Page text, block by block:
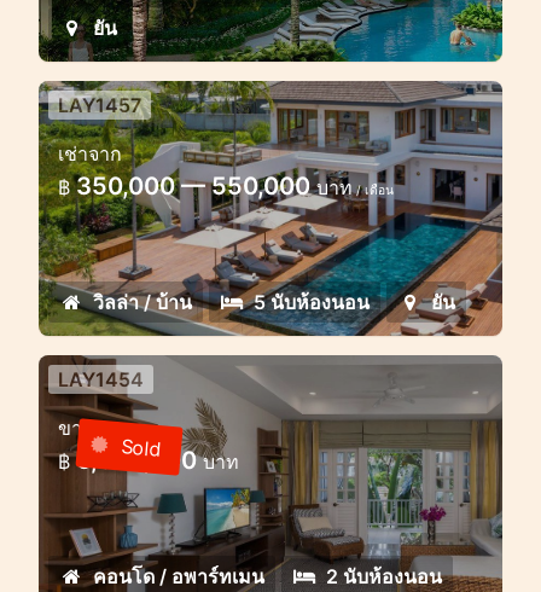
ยัน
วิลล่าหรูวิวทะเลสาบ 5 ห้องนอน
วิลล่าหรูทันสมัยใกล้ทะเลสาบในลายัน
LAY1457
เช่าจาก
฿ 350,000 — 550,000บาท/ เดือน
วิลล่า / บ้าน 5 นับห้องนอน ยัน
คอนโดมีสไตล์ 2 ห้องนอนกว้างขวาง
ในลายัน
อพาร์ทเมนท์ขนาดใหญ่ 2 ห้องนอน ตกแต่ง
และปรับปรุงใหม่อย่างมีสไตล์
LAY1454
ขาย
Sold
฿ 6,500,000บาท
คอนโด / อพาร์ทเมน
2 นับห้องนอน